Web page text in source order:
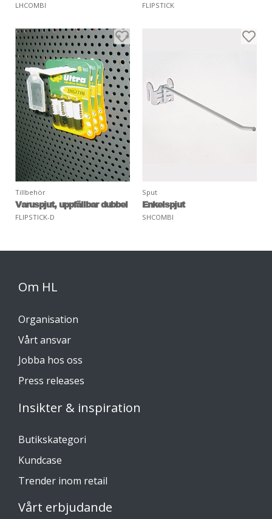
LHCOMBI FLIPSTICK
Tillbehör
Varuspjut, uppfällbar dubbel
FLIPSTICK-D
Sput
Enkelspjut
SHCOMBI
Om HL
Organisation
Vårt ansvar
Jobba hos oss
Press releases
Insikter & inspiration
Butikskategori
Kundcase
Trender inom retail
Vårt erbjudande